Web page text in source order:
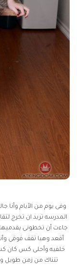
وفى يوم من الأيام وأنا
المدرسه تريد ان تخرج
جاءت أن تخطونى
أقعد وهيا تقف فوقى
خلفيه وأحلى كس كان
تتناك من زمن